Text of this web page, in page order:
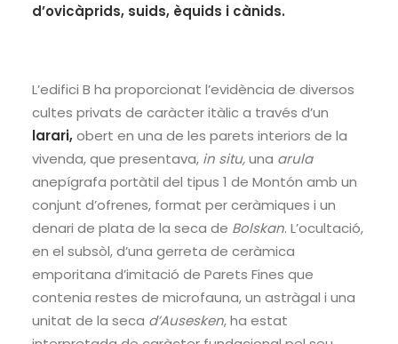
d’ovicàprids, suids, èquids i cànids.
L’edifici B ha proporcionat l’evidència de diversos
cultes privats de caràcter itàlic a través d’un
larari,obert en una de les parets interiors de la
vivenda, que presentava, in situ,una arula
anepígrafa portàtil del tipus 1 de Montón amb un
conjunt d’ofrenes, format per ceràmiques i un
denari de plata de la seca de Bolskan. L’ocultació,
en el subsòl, d’una gerreta de ceràmica
emporitana d’imitació de Parets Fines que
contenia restes de microfauna, un astràgal i una
unitat de la seca d’Ausesken, ha estat